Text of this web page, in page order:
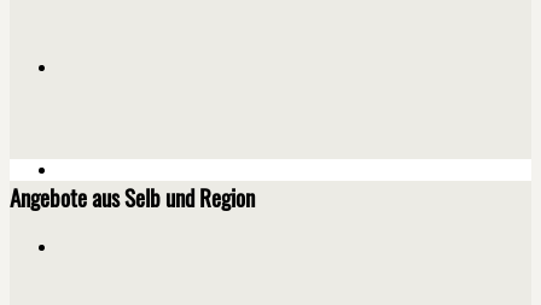
Angebote aus Selb und Region